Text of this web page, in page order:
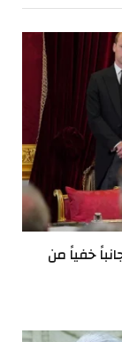
خفياً من